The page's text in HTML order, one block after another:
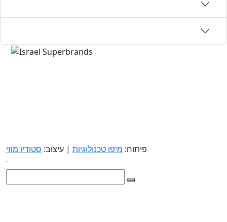
פיתוח: מיפו טכנולוגיות | עיצוב: סטודיו מוזי
.